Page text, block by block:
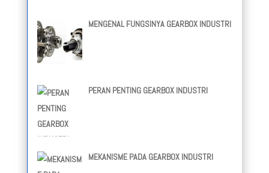
MENGENAL FUNGSINYA GEARBOX INDUSTRI
PERAN PENTING GEARBOX INDUSTRI
MEKANISME PADA GEARBOX INDUSTRI